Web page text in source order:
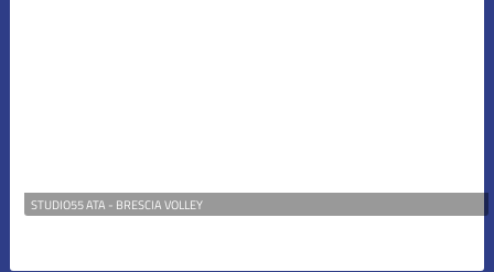
STUDIO55 ATA - BRESCIA VOLLEY